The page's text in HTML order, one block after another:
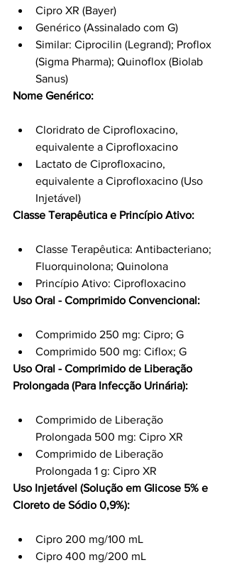
Cipro XR (Bayer)
Genérico (Assinalado com G)
Similar: Ciprocilin (Legrand); Proflox
(Sigma Pharma); Quinoflox (Biolab
Sanus)
Nome Genérico:
Cloridrato de Ciprofloxacino,
equivalente a Ciprofloxacino
Lactato de Ciprofloxacino,
equivalente a Ciprofloxacino (Uso
Injetável)
Classe Terapêutica e Princípio Ativo:
Classe Terapêutica: Antibacteriano;
Fluorquinolona; Quinolona
Princípio Ativo: Ciprofloxacino
Uso Oral - Comprimido Convencional:
Comprimido 250 mg: Cipro; G
Comprimido 500 mg: Ciflox; G
Uso Oral - Comprimido de Liberação
Prolongada (Para Infecção Urinária):
Comprimido de Liberação
Prolongada 500 mg: Cipro XR
Comprimido de Liberação
Prolongada 1 g: Cipro XR
Uso Injetável (Solução em Glicose 5% e
Cloreto de Sódio 0,9%):
Cipro 200 mg/100 mL
Cipro 400 mg/200 mL